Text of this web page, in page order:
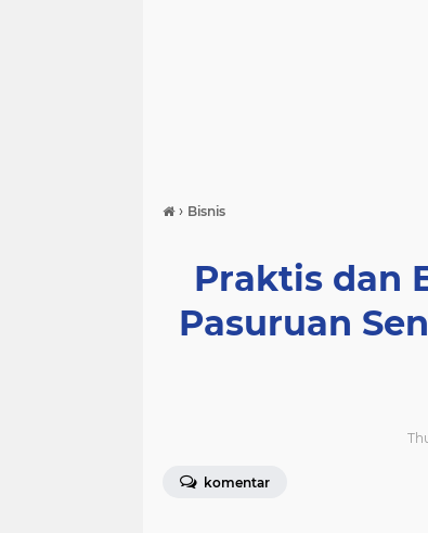
› Bisnis
Praktis dan
Pasuruan
komentar